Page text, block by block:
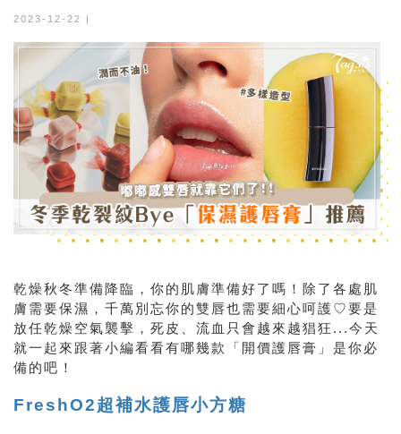
2023-12-22 |
乾燥秋冬準備降臨，你的肌膚準備好了嗎！除了各處肌
膚需要保濕，千萬別忘你的雙唇也需要細心呵護♡要是
放任乾燥空氣襲擊，死皮、流血只會越來越猖狂...今天
就一起來跟著小編看看有哪幾款「開價護唇膏」是你必
備的吧！
FreshO2超補水護唇小方糖